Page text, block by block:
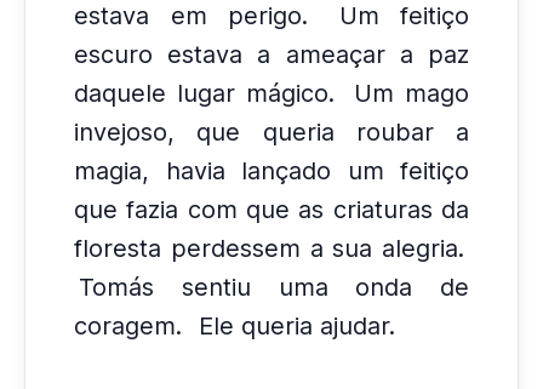
estava em perigo.
Um feitiço
escuro estava a ameaçar a paz
daquele lugar mágico.
Um mago
invejoso, que queria roubar a
magia, havia lançado um feitiço
que fazia com que as criaturas da
floresta perdessem a sua alegria.
Tomás sentiu uma onda de
coragem.
Ele queria ajudar.